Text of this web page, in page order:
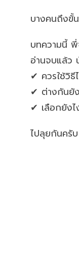
บางคนถึงขั้
บทความนี้
อ่านจบแล้ว
✔ ควรใช้วิธี
✔ ต่างกันยั
✔ เลือกยังไ
ไปลุยกันครั